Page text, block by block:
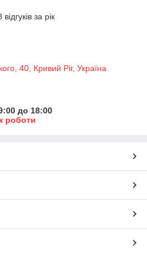
за рік
40, Кривий Ріг, Україна
до 18:00
роботи